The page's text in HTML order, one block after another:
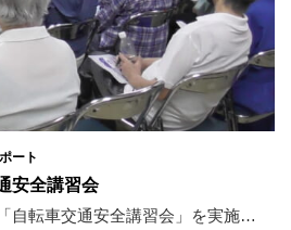
ート
安全講習会
自転車交通安全講習会」を実施…